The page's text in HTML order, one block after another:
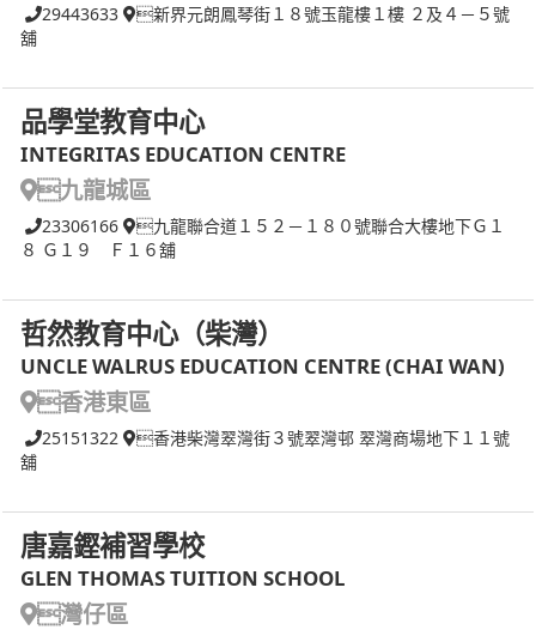
29443633
新界元朗鳳琴街１８號玉龍樓１樓 ２及４－５號
舖
品學堂教育中心
INTEGRITAS EDUCATION CENTRE
九龍城區
23306166
九龍聯合道１５２－１８０號聯合大樓地下Ｇ１
８ Ｇ１９ Ｆ１６舖
哲然教育中心（柴灣）
UNCLE WALRUS EDUCATION CENTRE (CHAI WAN)
香港東區
25151322
香港柴灣翠灣街３號翠灣邨 翠灣商場地下１１號
舖
唐嘉鏗補習學校
GLEN THOMAS TUITION SCHOOL
灣仔區